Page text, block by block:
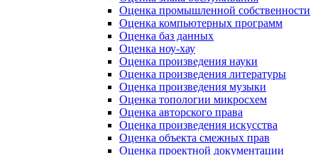
Оценка промышленной собственности
Оценка компьютерных программ
Оценка баз данных
Оценка ноу-хау
Оценка произведения науки
Оценка произведения литературы
Оценка произведения музыки
Оценка топологии микросхем
Оценка авторского права
Оценка произведения искусства
Оценка объекта смежных прав
Оценка проектной документации